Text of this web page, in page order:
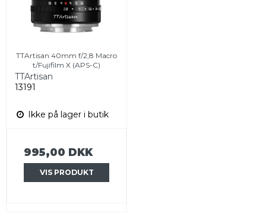
TTArtisan 40mm f/2,8 Macro
t/Fujifilm X (APS-C)
TTArtisan
13191
Ikke på lager i butik
995,00 DKK
VIS PRODUKT